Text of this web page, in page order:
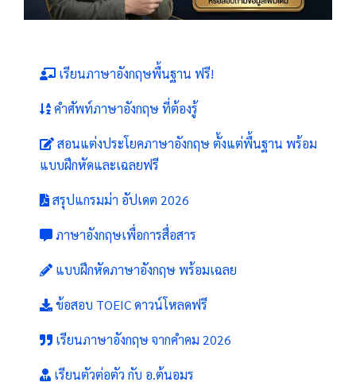
เรียนภาษาอังกฤษพื้นฐาน ฟรี!
คำศัพท์ภาษาอังกฤษ ที่ต้องรู้
สอนแต่งประโยคภาษาอังกฤษ ตั้งแต่พื้นฐาน พร้อม
แบบฝึกหัดและเฉลยฟรี
สรุปแกรมม่า อัปเดต 2026
ภาษาอังกฤษเพื่อการสื่อสาร
แบบฝึกหัดภาษาอังกฤษ พร้อมเฉลย
ข้อสอบ TOEIC ดาวน์โหลดฟรี
เรียนภาษาอังกฤษ จากคำคม 2026
เรียนตัวต่อตัว กับ อ.ต้นอมร